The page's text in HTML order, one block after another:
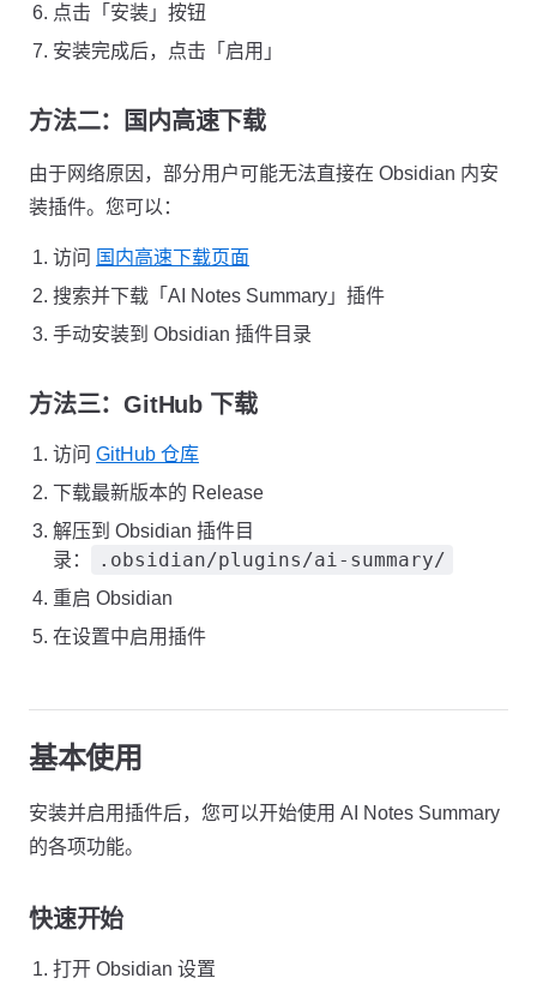
点击「安装」按钮
安装完成后，点击「启用」
方法二：国内高速下载
由于网络原因，部分用户可能无法直接在 Obsidian 内安
装插件。您可以：
访问 国内高速下载页面
搜索并下载「AI Notes Summary」插件
手动安装到 Obsidian 插件目录
方法三：GitHub 下载
访问 GitHub 仓库
下载最新版本的 Release
解压到 Obsidian 插件目
录：
.obsidian/plugins/ai-summary/
重启 Obsidian
在设置中启用插件
基本使用
安装并启用插件后，您可以开始使用 AI Notes Summary
的各项功能。
快速开始
打开 Obsidian 设置